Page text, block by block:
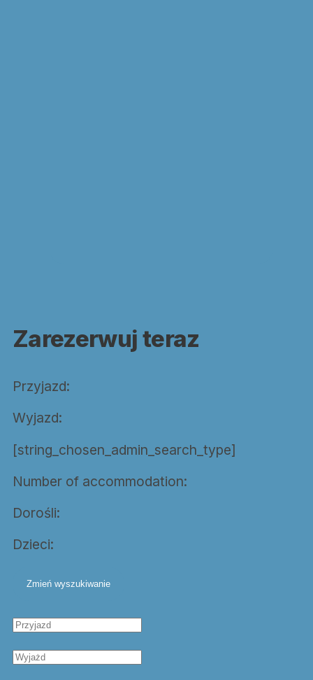
Zarezerwuj teraz
Przyjazd:
Wyjazd:
[string_chosen_admin_search_type]
Number of accommodation:
Dorośli:
Dzieci: